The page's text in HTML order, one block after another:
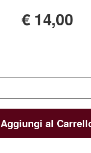
€ 14,00
Aggiungi al